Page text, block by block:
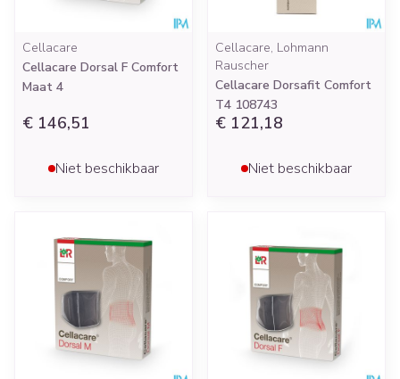
Cellacare
Cellacare Dorsal F Comfort
Maat 4
€ 146,51
Niet beschikbaar
Cellacare, Lohmann
Rauscher
Cellacare Dorsafit Comfort
T4 108743
€ 121,18
Niet beschikbaar